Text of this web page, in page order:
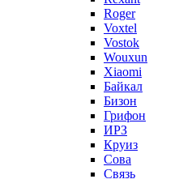
Roger
Voxtel
Vostok
Wouxun
Xiaomi
Байкал
Бизон
Грифон
ИРЗ
Круиз
Сова
Связь